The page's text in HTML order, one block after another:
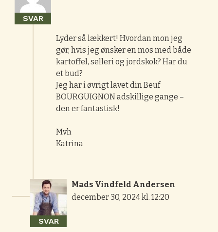
SVAR
Lyder så lækkert! Hvordan mon jeg
gør, hvis jeg ønsker en mos med både
kartoffel, selleri og jordskok? Har du
et bud?
Jeg har i øvrigt lavet din Beuf
BOURGUIGNON adskillige gange –
den er fantastisk!
Mvh
Katrina
SVAR
Mads Vindfeld Andersen
december 30, 2024 kl. 12:20